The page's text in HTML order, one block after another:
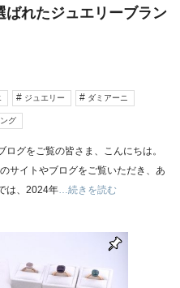
ばれたジュエリーブラン
ジュエリー ダミアーニ
グ
グをご覧の皆さま、こんにちは。
サイトやブログをご覧いただき、あ
は、2024年…続きを読む